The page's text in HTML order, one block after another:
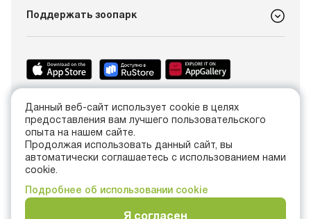
Данный веб-сайт использует cookie в целях
предоставления вам лучшего пользовательского
опыта на нашем сайте.
Продолжая использовать данный сайт, вы
автоматически соглашаетесь с использованием нами
cookie.
Подробнее об использовании cookie
Я согласен
Поддержать зоопарк
+7 (4012) 21-89-14
info@kldzoo.ru
Россия, г. Калининград, проспект Мира, 26